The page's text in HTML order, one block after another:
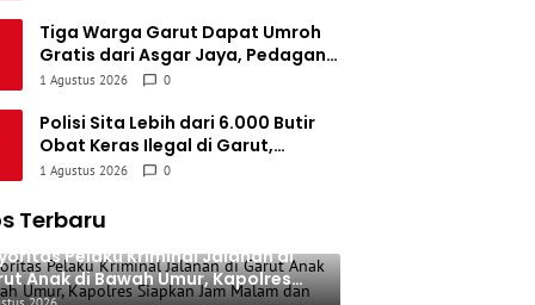
Tiga Warga Garut Dapat Umroh
Gratis dari Asgar Jaya, Pedagang
Cimol hingga Tukang Cukur Tak
1 Agustus 2026 0
Polisi Sita Lebih dari 6.000 Butir
Obat Keras Ilegal di Garut,
Seorang Pengedar Ditangkap
1 Agustus 2026 0
Terbaru
Pelaku Kriminal Jalanan di
Anak di Bawah Umur, Kapolres